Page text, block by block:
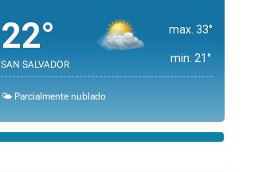
22°
SAN SALVADOR
max. 33°
min. 21°
🌤️ Parcialmente nublado